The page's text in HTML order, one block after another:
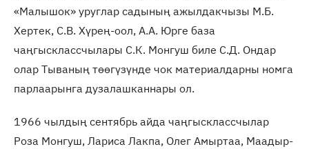
«Малышок» уруглар садының ажылдакчызы М.Б.
Хертек, С.В. Хүрең-оол, А.А. Юрге база
чаңгысклассчылары С.К. Монгуш биле С.Д. Ондар
олар Тываның төөгүзүнде чок материалдарны номга
парлаарынга дузалашканнары ол.
1966 чылдың сентябрь айда чаңгысклассчылар
Роза Монгуш, Лариса Лакпа, Олег Амыртаа, Маадыр-